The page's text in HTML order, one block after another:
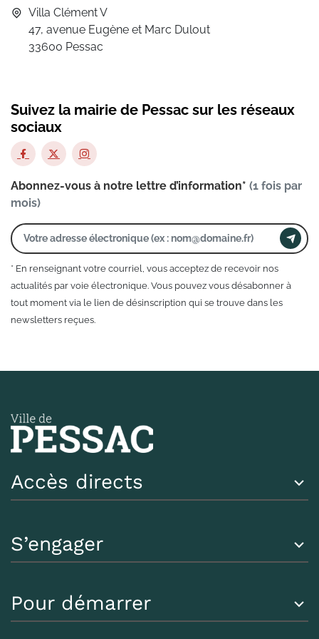
Villa Clément V
47, avenue Eugène et Marc Dulout
33600 Pessac
Suivez la mairie de Pessac sur les réseaux
sociaux
Abonnez-vous à notre lettre d’information* (1 fois par
mois)
* En renseignant votre courriel, vous acceptez de recevoir nos
actualités par voie électronique. Vous pouvez vous désabonner à
tout moment via le lien de désinscription qui se trouve dans les
newsletters reçues.
Accès directs
S’engager
Pour démarrer